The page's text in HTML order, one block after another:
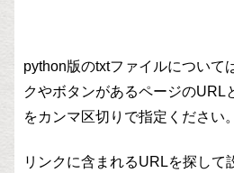
python版のtxtファイルについて
クやボタンがあるページのURL
をカンマ区切りで指定ください。
リンクに含まれるURLを探して